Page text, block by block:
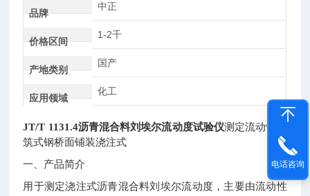
品牌
中正
价格区间
1-2千
产地类别
国产
应用领域
化工
JT/T 1131.4沥青混合料刘埃尔流动度试验仪测定流动性浇
筑式钢桥面铺装浇注式
一、产品简介
用于测定浇注式沥青混合料刘埃尔流动度，主要由流动性
电话咨询